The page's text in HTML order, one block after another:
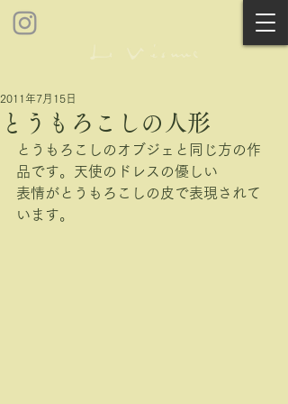
とうもろこしの人形
2011年7月15日
とうもろこしのオブジェと同じ方の作
品です。天使のドレスの優しい
表情がとうもろこしの皮で表現されて
います。